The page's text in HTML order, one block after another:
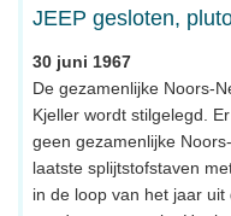
JEEP gesloten,
30 juni 1967
De gezamenlijke Noors-
Kjeller wordt stilgelegd.
geen gezamenlijke
laatste splijtstofstaven
in de loop van het jaar